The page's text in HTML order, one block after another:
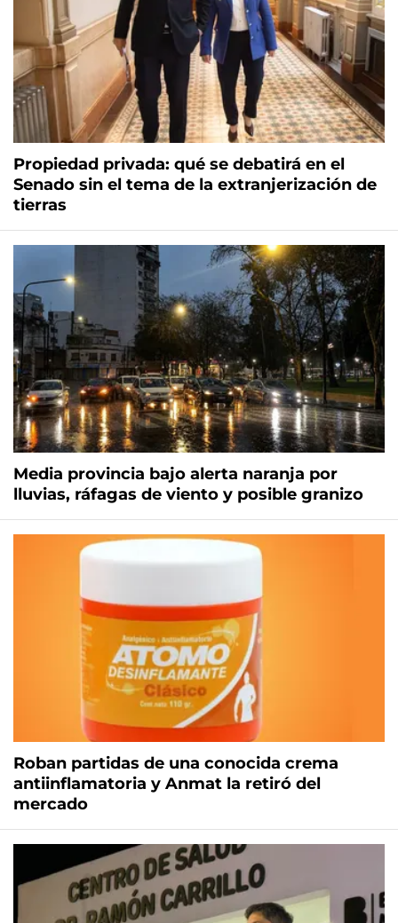
Propiedad privada: qué se debatirá en el
Senado sin el tema de la extranjerización de
tierras
Media provincia bajo alerta naranja por
lluvias, ráfagas de viento y posible granizo
Roban partidas de una conocida crema
antiinflamatoria y Anmat la retiró del
mercado